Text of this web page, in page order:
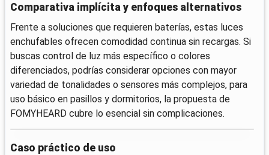
Comparativa implícita y enfoques alternativos
Frente a soluciones que requieren baterías, estas luces
enchufables ofrecen comodidad continua sin recargas. Si
buscas control de luz más específico o colores
diferenciados, podrías considerar opciones con mayor
variedad de tonalidades o sensores más complejos, para
uso básico en pasillos y dormitorios, la propuesta de
FOMYHEARD cubre lo esencial sin complicaciones.
Caso práctico de uso